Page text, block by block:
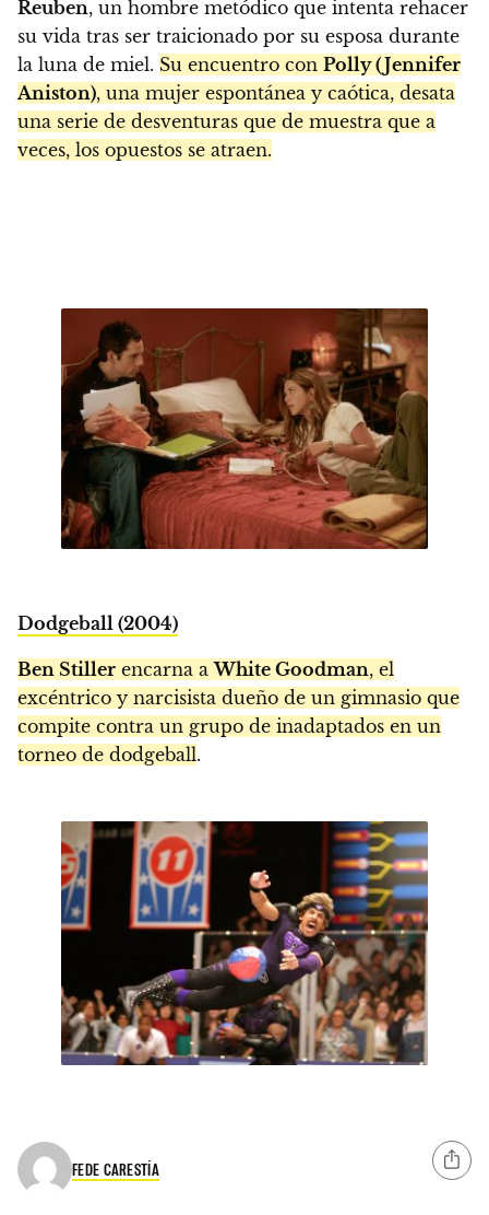
Reuben, un hombre metódico que intenta rehacer
su vida tras ser traicionado por su esposa durante
la luna de miel. Su encuentro con Polly (Jennifer
Aniston), una mujer espontánea y caótica, desata
una serie de desventuras que de muestra que a
veces, los opuestos se atraen.
Dodgeball (2004)
Ben Stiller encarna aWhite Goodman, el
excéntrico y narcisista dueño de un gimnasio que
compite contra un grupo de inadaptados en un
torneo de dodgeball.
FEDE CARESTÍA